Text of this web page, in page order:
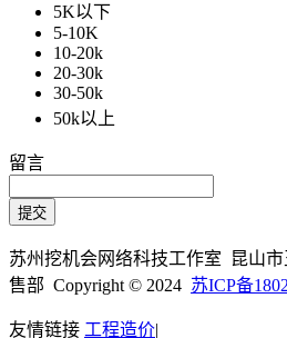
5K以下
5-10K
10-20k
20-30k
30-50k
50k以上
留言
苏州挖机会网络科技工作室 昆山
售部 Copyright © 2024 苏ICP备
友情链接 工程造价|